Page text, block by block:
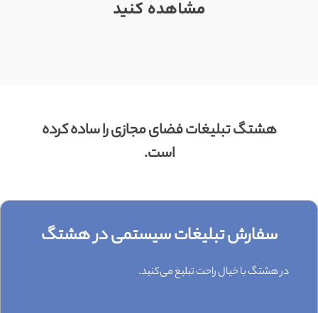
هشتگ تبلیغات فضای مجازی را ساده کرده
است.
سفارش تبلیغات سیستمی در هشتگ
در هشتگ با خیال راحت تبلیغ می‌کنید.
.متوجه شدم